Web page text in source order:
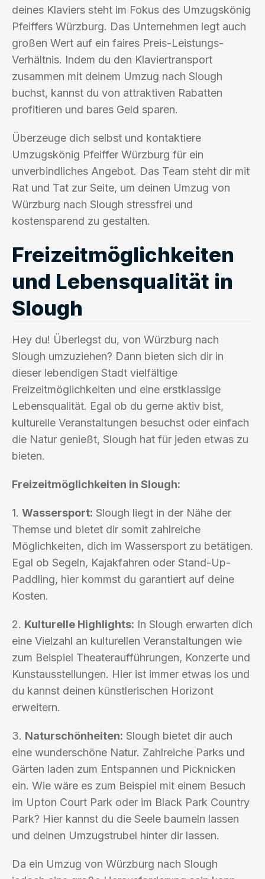
deines Klaviers steht im Fokus des Umzugskönig
Pfeiffers Würzburg. Das Unternehmen legt auch
großen Wert auf ein faires Preis-Leistungs-
Verhältnis. Indem du den Klaviertransport
zusammen mit deinem Umzug nach Slough
buchst, kannst du von attraktiven Rabatten
profitieren und bares Geld sparen.
Überzeuge dich selbst und kontaktiere
Umzugskönig Pfeiffer Würzburg für ein
unverbindliches Angebot. Das Team steht dir mit
Rat und Tat zur Seite, um deinen Umzug von
Würzburg nach Slough stressfrei und
kostensparend zu gestalten.
Freizeitmöglichkeiten
und Lebensqualität in
Slough
Hey du! Überlegst du, von Würzburg nach
Slough umzuziehen? Dann bieten sich dir in
dieser lebendigen Stadt vielfältige
Freizeitmöglichkeiten und eine erstklassige
Lebensqualität. Egal ob du gerne aktiv bist,
kulturelle Veranstaltungen besuchst oder einfach
die Natur genießt, Slough hat für jeden etwas zu
bieten.
Freizeitmöglichkeiten in Slough:
1. Wassersport: Slough liegt in der Nähe der
Themse und bietet dir somit zahlreiche
Möglichkeiten, dich im Wassersport zu betätigen.
Egal ob Segeln, Kajakfahren oder Stand-Up-
Paddling, hier kommst du garantiert auf deine
Kosten.
2. Kulturelle Highlights: In Slough erwarten dich
eine Vielzahl an kulturellen Veranstaltungen wie
zum Beispiel Theateraufführungen, Konzerte und
Kunstausstellungen. Hier ist immer etwas los und
du kannst deinen künstlerischen Horizont
erweitern.
3. Naturschönheiten: Slough bietet dir auch
eine wunderschöne Natur. Zahlreiche Parks und
Gärten laden zum Entspannen und Picknicken
ein. Wie wäre es zum Beispiel mit einem Besuch
im Upton Court Park oder im Black Park Country
Park? Hier kannst du die Seele baumeln lassen
und deinen Umzugstrubel hinter dir lassen.
Da ein Umzug von Würzburg nach Slough